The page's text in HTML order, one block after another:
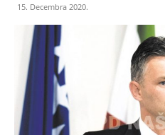
15. Decembra 2020.